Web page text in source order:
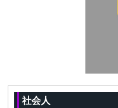
社会人